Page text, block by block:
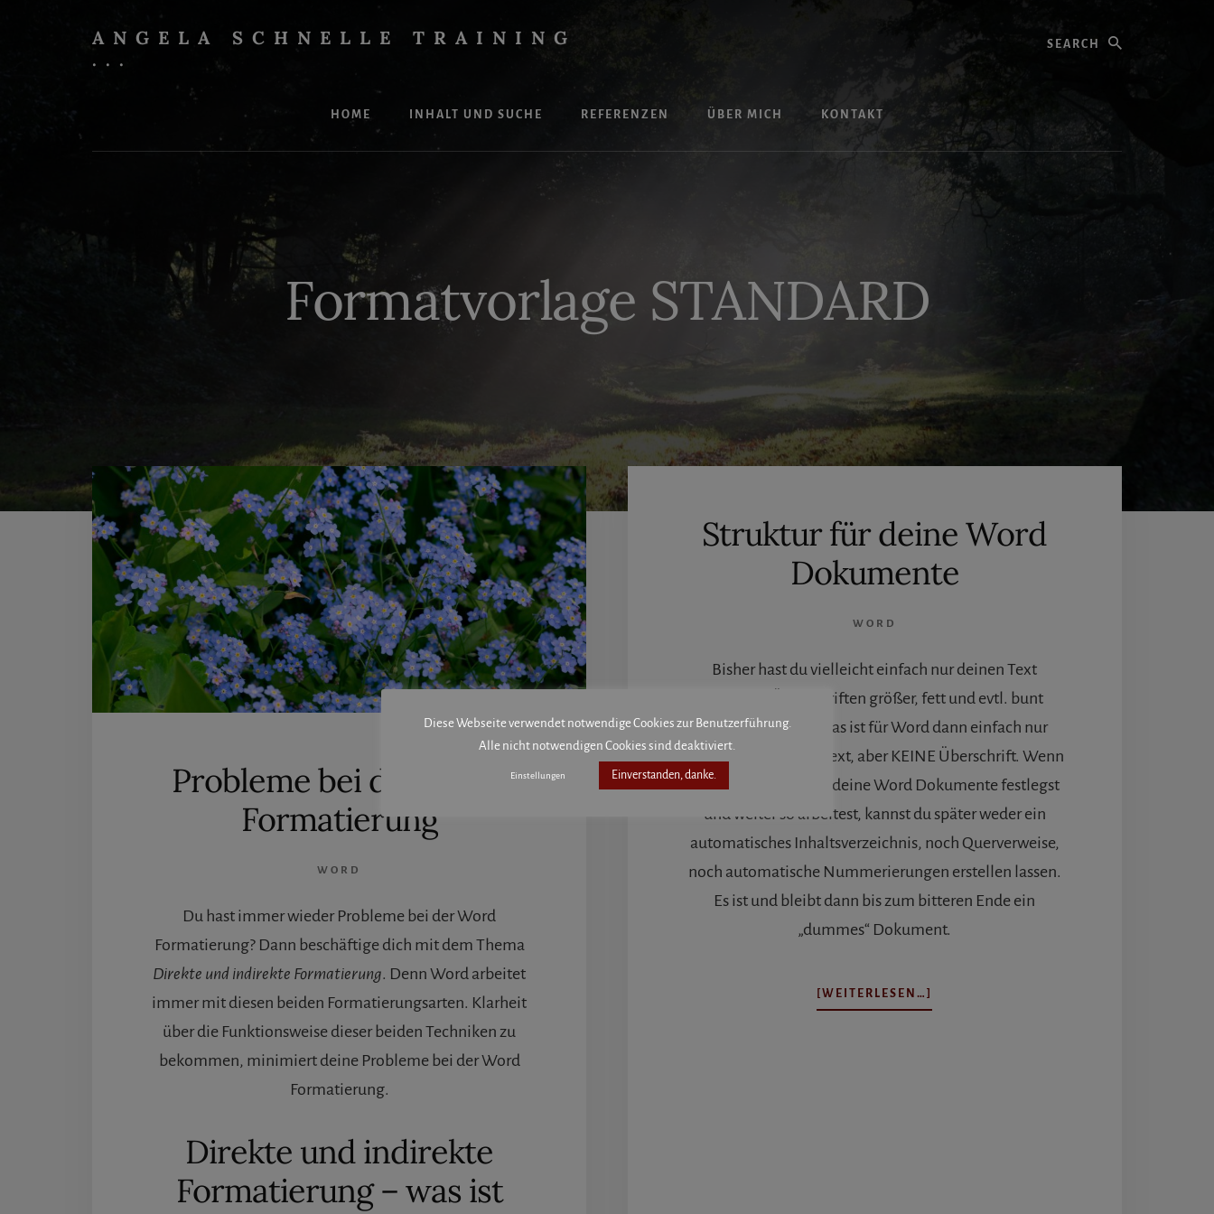
ANGELA SCHNELLE TRAINING
...
HOME INHALT UND SUCHE REFERENZEN ÜBER MICH KONTAKT
Formatvorlage STANDARD
Probleme bei der Word
Formatierung
WORD
Du hast immer wieder Probleme bei der Word
Formatierung? Dann beschäftige dich mit dem Thema
Direkte und indirekte Formatierung. Denn Word arbeitet
immer mit diesen beiden Formatierungsarten. Klarheit
über die Funktionsweise dieser beiden Techniken zu
bekommen, minimiert deine Probleme bei der Word
Formatierung.
Direkte und indirekte
Formatierung – was ist
Struktur für deine Word
Dokumente
WORD
Bisher hast du vielleicht einfach nur deinen Text
markiert, Überschriften größer, fett und evtl. bunt
formatiert, oder? Das ist für Word dann einfach nur
anders formatierter Text, aber KEINE Überschrift. Wenn
du keine Struktur für deine Word Dokumente festlegst
und weiter so arbeitest, kannst du später weder ein
automatisches Inhaltsverzeichnis, noch Querverweise,
noch automatische Nummerierungen erstellen lassen.
Es ist und bleibt dann bis zum bitteren Ende ein
„dummes“ Dokument.
[WEITERLESEN…]
FÜR
Diese Webseite verwendet notwendige Cookies zur Benutzerführung.
Alle nicht notwendigen Cookies sind deaktiviert.
Einstellungen Einverstanden, danke.